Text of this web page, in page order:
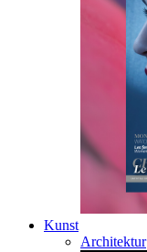
Kunst
Architektur